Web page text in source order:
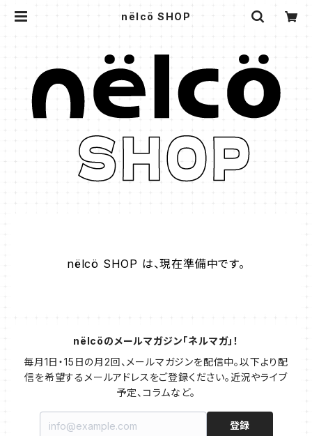
nëlcö SHOP
nëlcö SHOP は、現在準備中です。
nëlcöのメールマガジン「ネルマガ」！
毎月1日・15日の月2回、メールマガジンを配信中。以下より配
信を希望するメールアドレスをご登録ください。近況やライブ
予定、コラムなど。
登録